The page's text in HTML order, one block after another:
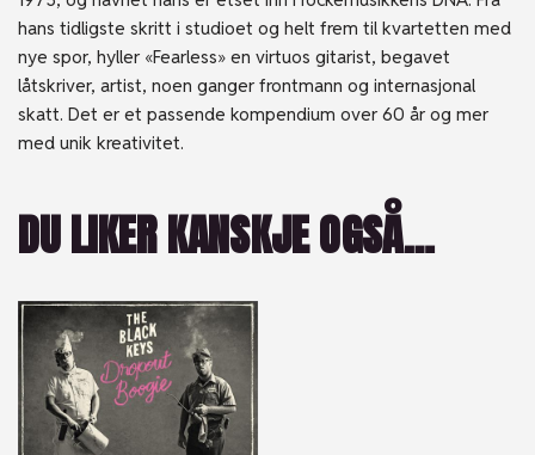
hans tidligste skritt i studioet og helt frem til kvartetten med
nye spor, hyller «Fearless» en virtuos gitarist, begavet
låtskriver, artist, noen ganger frontmann og internasjonal
skatt. Det er et passende kompendium over 60 år og mer
med unik kreativitet.
DU LIKER KANSKJE OGSÅ…